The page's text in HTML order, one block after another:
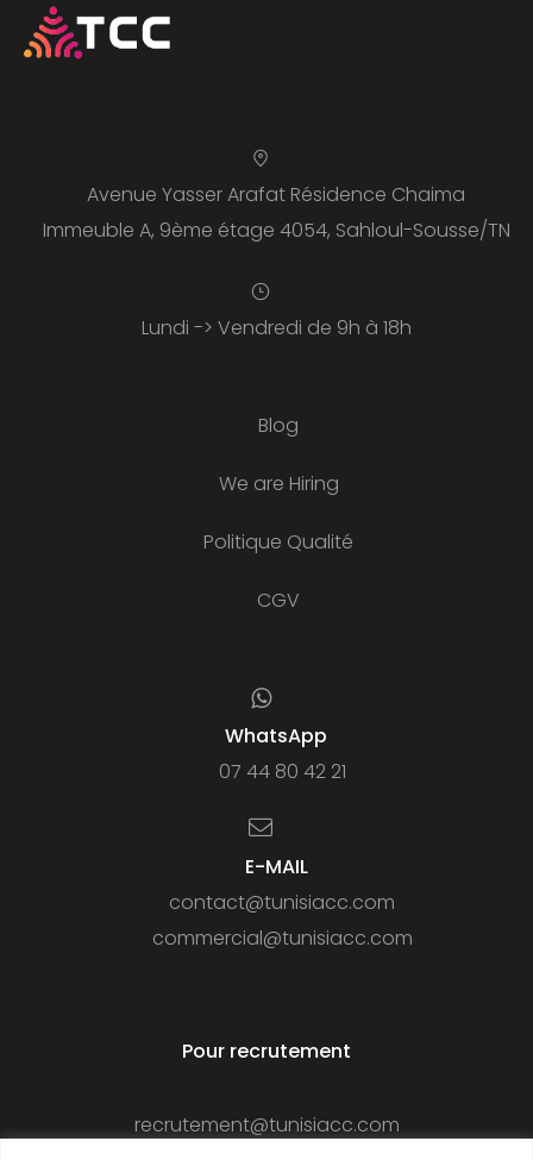
Avenue Yasser Arafat Résidence Chaima
Immeuble A, 9ème étage 4054, Sahloul-Sousse/TN
Lundi -> Vendredi de 9h à 18h
Blog
We are Hiring
Politique Qualité
CGV
WhatsApp
07 44 80 42 21
E-MAIL
contact@tunisiacc.com
commercial@tunisiacc.com
Pour recrutement
recrutement@tunisiacc.com